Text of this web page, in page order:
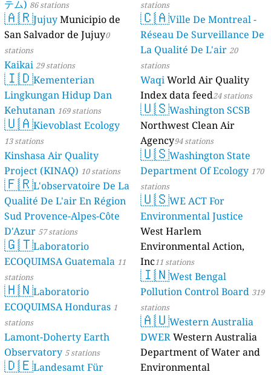
テム) 86 stations
🇦🇷Jujuy Municipio de
San Salvador de Jujuy0
stations
Kaikai 29 stations
🇮🇩Kementerian
Lingkungan Hidup Dan
Kehutanan 169 stations
🇺🇦Kievoblast Ecology
13 stations
Kinshasa Air Quality
Project (KINAQ) 10 stations
🇫🇷L'observatoire De La
Qualité De L'air En Région
Sud Provence-Alpes-Côte
D'Azur 57 stations
🇬🇹Laboratorio
ECOQUIMSA Guatemala 11
stations
🇭🇳Laboratorio
ECOQUIMSA Honduras 1
stations
Lamont-Doherty Earth
Observatory 5 stations
🇩🇪Landesamt Für
stations
🇨🇦Ville De Montreal -
Réseau De Surveillance De
La Qualité De L'air 20
stations
WaqiWorld Air Quality
Index data feed24 stations
🇺🇸Washington SCSB
Northwest Clean Air
Agency94 stations
🇺🇸Washington State
Department Of Ecology 170
stations
🇺🇸WE ACT For
Environmental Justice
West Harlem
Environmental Action,
Inc11 stations
🇮🇳West Bengal
Pollution Control Board 319
stations
🇦🇺Western Australia
DWERWestern Australia
Department of Water and
Environmental